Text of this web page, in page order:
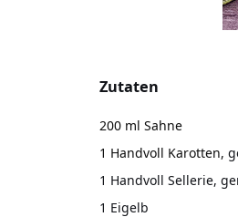
Zutaten
200 ml Sahne
1 Handvoll Karotten,
1 Handvoll Sellerie,
1 Eigelb